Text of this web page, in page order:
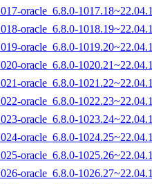
oracle_6.8.0-
oracle_6.8.0-
oracle_6.8.0-
oracle_6.8.0-
oracle_6.8.0-
oracle_6.8.0-
oracle_6.8.0-
oracle_6.8.0-
oracle_6.8.0-
oracle_6.8.0-